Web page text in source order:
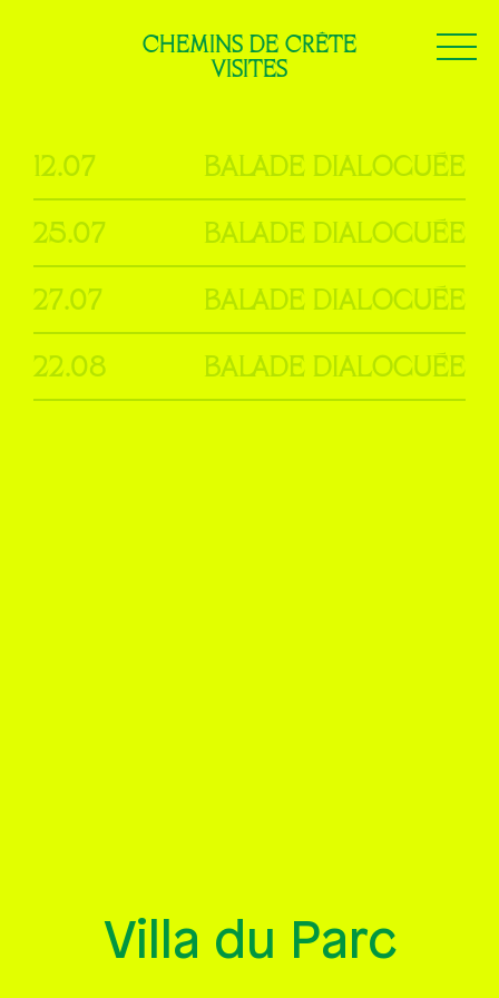
CHEMINS DE CRÊTE
VISITES
12.07 Balade Dialoguée
25.07 Balade dialoguée
27.07 Balade Dialoguée
22.08 Balade dialoguée
Villa du Parc